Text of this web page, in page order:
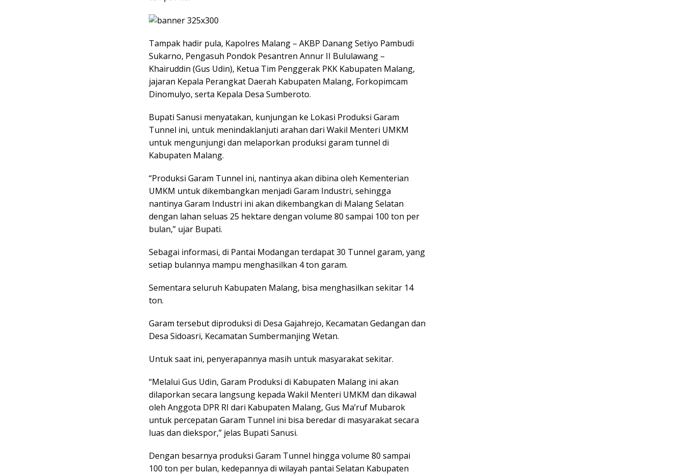
Tampak hadir pula, Kapolres Malang – AKBP Danang Setiyo Pambudi
Sukarno, Pengasuh Pondok Pesantren Annur II Bululawang –
Khairuddin (Gus Udin), Ketua Tim Penggerak PKK Kabupaten Malang,
jajaran Kepala Perangkat Daerah Kabupaten Malang, Forkopimcam
Dinomulyo, serta Kepala Desa Sumberoto.
Bupati Sanusi menyatakan, kunjungan ke Lokasi Produksi Garam
Tunnel ini, untuk menindaklanjuti arahan dari Wakil Menteri UMKM
untuk mengunjungi dan melaporkan produksi garam tunnel di
Kabupaten Malang.
“Produksi Garam Tunnel ini, nantinya akan dibina oleh Kementerian
UMKM untuk dikembangkan menjadi Garam Industri, sehingga
nantinya Garam Industri ini akan dikembangkan di Malang Selatan
dengan lahan seluas 25 hektare dengan volume 80 sampai 100 ton per
bulan,” ujar Bupati.
Sebagai informasi, di Pantai Modangan terdapat 30 Tunnel garam, yang
setiap bulannya mampu menghasilkan 4 ton garam.
Sementara seluruh Kabupaten Malang, bisa menghasilkan sekitar 14
ton.
Garam tersebut diproduksi di Desa Gajahrejo, Kecamatan Gedangan dan
Desa Sidoasri, Kecamatan Sumbermanjing Wetan.
Untuk saat ini, penyerapannya masih untuk masyarakat sekitar.
“Melalui Gus Udin, Garam Produksi di Kabupaten Malang ini akan
dilaporkan secara langsung kepada Wakil Menteri UMKM dan dikawal
oleh Anggota DPR RI dari Kabupaten Malang, Gus Ma’ruf Mubarok
untuk percepatan Garam Tunnel ini bisa beredar di masyarakat secara
luas dan diekspor,” jelas Bupati Sanusi.
Dengan besarnya produksi Garam Tunnel hingga volume 80 sampai
100 ton per bulan, kedepannya di wilayah pantai Selatan Kabupaten